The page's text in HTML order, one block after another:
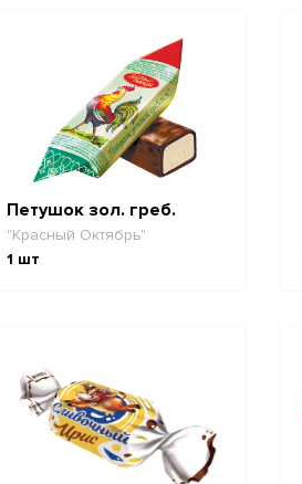
Петушок зол. греб.
"Красный Октябрь"
1 шт